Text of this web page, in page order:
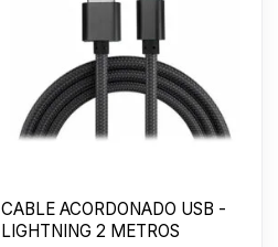
CABLE ACORDONADO USB -
LIGHTNING 2 METROS